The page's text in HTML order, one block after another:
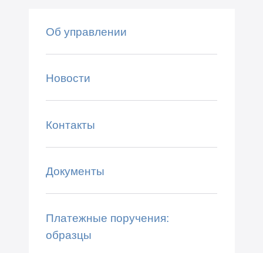
Об управлении
Новости
Контакты
Документы
Платежные поручения:
образцы